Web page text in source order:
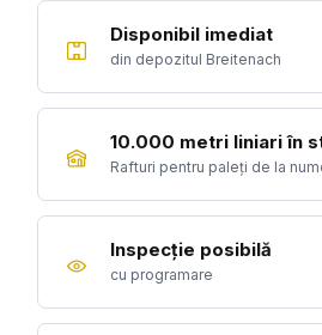
Disponibil imediat
din depozitul Breitenach
10.000 metri liniari în
Rafturi pentru paleți de la
Inspecție posibilă
cu programare